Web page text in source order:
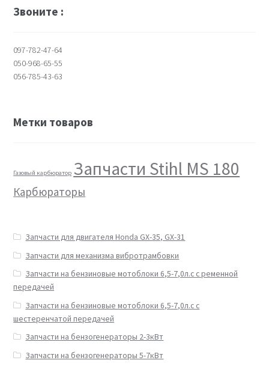
Звоните :
097-782-47-64
050-968-65-55
056-785-43-63
Метки товаров
Газовый карбюратор Запчасти Stihl MS 180
Карбюраторы
Запчасти для двигателя Honda GX-35, GX-31
Запчасти для механизма вибротрамбовки
Запчасти на бензиновые мотоблоки 6,5-7,0л.с с ременной
передачей
Запчасти на бензиновые мотоблоки 6,5-7,0л.с с
шестеренчатой передачей
Запчасти на бензогенераторы 2-3кВт
Запчасти на бензогенераторы 5-7кВт